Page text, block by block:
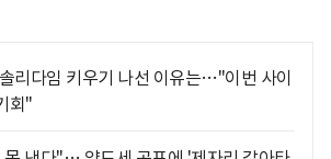
리다임 키우기 나선 이유는…"이번 사이
회"